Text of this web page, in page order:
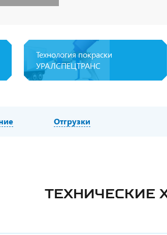
Технология покраски
УРАЛСПЕЦТРАНС
Отгрузки
ТЕХНИЧЕСКИЕ